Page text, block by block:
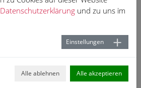
Datenschutzerklärung und zu uns im
Einstellungen
Alle ablehnen Alle akzeptieren